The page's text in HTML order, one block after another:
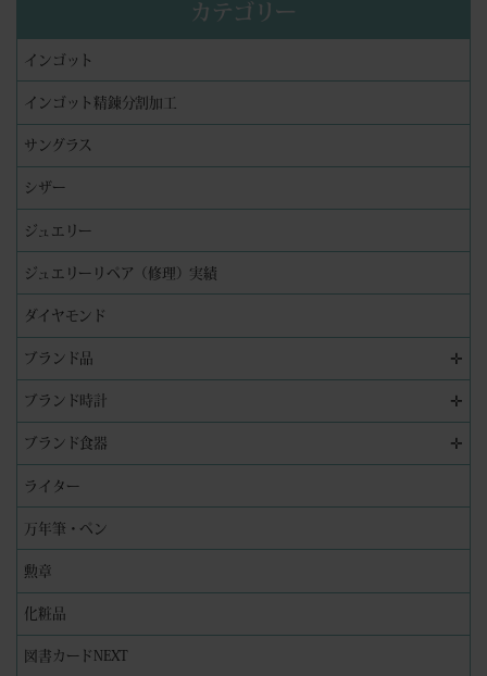
カテゴリー
インゴット
インゴット精錬分割加工
サングラス
シザー
ジュエリー
ジュエリーリペア（修理）実績
ダイヤモンド
ブランド品 ✛
ブランド時計 ✛
ブランド食器 ✛
ライター
万年筆・ペン
勲章
化粧品
図書カードNEXT